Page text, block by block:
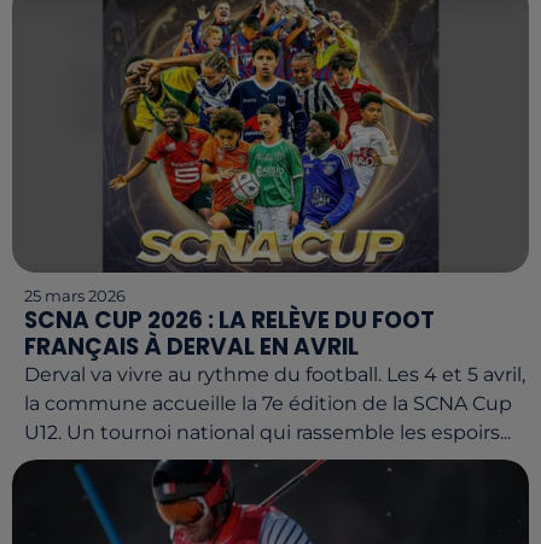
25 mars 2026
SCNA CUP 2026 : LA RELÈVE DU FOOT
FRANÇAIS À DERVAL EN AVRIL
Derval va vivre au rythme du football. Les 4 et 5 avril,
la commune accueille la 7e édition de la SCNA Cup
U12. Un tournoi national qui rassemble les espoirs...